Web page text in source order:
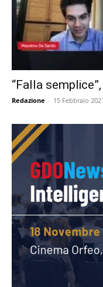
“Falla
Redazione - 15 Febbraio 2021